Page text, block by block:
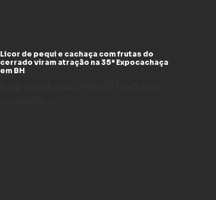
Licor de pequi e cachaça com frutas do
cerrado viram atração na 35ª Expocachaça
em BH